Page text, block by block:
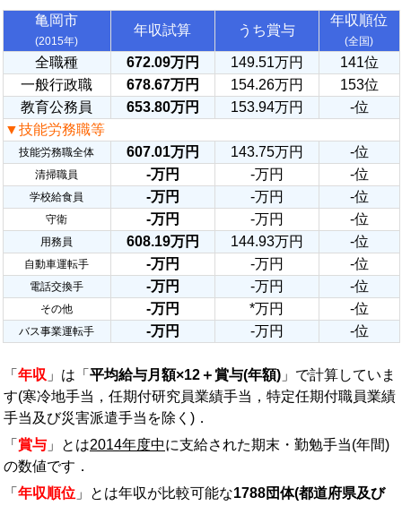
亀岡市
(2015年)
年収試算 うち賞与
年収順位
(全国)
全職種 672.09万円 149.51万円
141位
一般行政職
678.67万円 154.26万円
153位
教育公務員
653.80万円 153.94万円
-位
▼技能労務職等
技能労務職全体 607.01万円 143.75万円 -位
清掃職員 -万円 -万円 -位
学校給食員 -万円 -万円 -位
守衛 -万円 -万円 -位
用務員 608.19万円 144.93万円 -位
自動車運転手 -万円 -万円 -位
電話交換手 -万円 -万円 -位
その他 -万円 *万円 -位
バス事業運転手 -万円 -万円 -位
「 年収 」は「 平均給与月額×12＋賞与(年額) 」で計算していま
す(寒冷地手当，任期付研究員業績手当，特定任期付職員業績
手当及び災害派遣手当を除く)．
「 賞与 」とは2014年度中に支給された期末・勤勉手当(年間)
の数値です．
「 年収順位 」とは年収が比較可能な1788団体(都道府県及び